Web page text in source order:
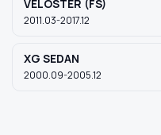
VELOSTER (FS)
2011.03-2017.12
XG SEDAN
2000.09-2005.12